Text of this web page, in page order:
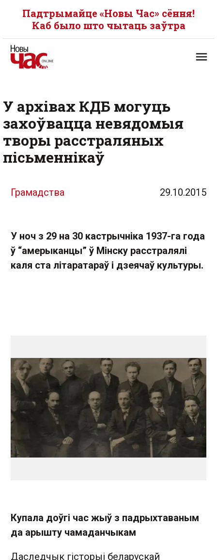
Падтрымайце «Новы Час» сёння!
Каб было што чытаць заўтра
У архівах КДБ могуць
захоўвацца невядомыя
творы расстраляных
пісьменнікаў
Грамадства 29.10.2015
У ноч з 29 на 30 кастрычніка 1937-га года
ў “амерыканцы” ў Мінску расстралялі
каля ста літаратараў і дзеячаў культуры.
Купала доўгі час жыў з падрыхтаваным
да арышту чамаданчыкам
Даследчык гісторыі беларускай